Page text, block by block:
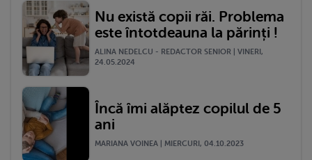
Nu există copii răi. Problema
este întotdeauna la părinți !
ALINA NEDELCU - REDACTOR SENIOR | VINERI,
24.05.2024
Încă îmi alăptez copilul de 5
ani
MARIANA VOINEA | MIERCURI, 04.10.2023